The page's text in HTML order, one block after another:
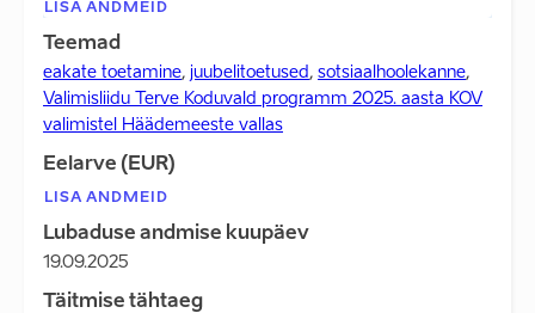
LISA ANDMEID
Teemad
eakate toetamine, juubelitoetused , sotsiaalhoolekanne,
Valimisliidu Terve Koduvald programm 2025. aasta KOV
valimistel Häädemeeste vallas
Eelarve (EUR)
LISA ANDMEID
Lubaduse andmise kuupäev
19.09.2025
Täitmise tähtaeg